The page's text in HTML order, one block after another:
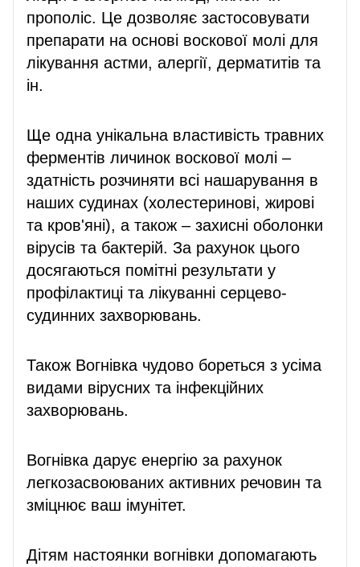
прополіс. Це дозволяє застосовувати
препарати на основі воскової молі для
лікування астми, алергії, дерматитів та
ін.
Ще одна унікальна властивість травних
ферментів личинок воскової молі –
здатність розчиняти всі нашарування в
наших судинах (холестеринові, жирові
та кров'яні), а також – захисні оболонки
вірусів та бактерій. За рахунок цього
досягаються помітні результати у
профілактиці та лікуванні серцево-
судинних захворювань.
Також Вогнівка чудово бореться з усіма
видами вірусних та інфекційних
захворювань.
Вогнівка дарує енергію за рахунок
легкозасвоюваних активних речовин та
зміцнює ваш імунітет.
Дітям настоянки вогнівки допомагають